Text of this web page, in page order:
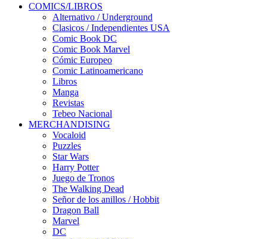
COMICS/LIBROS
Alternativo / Underground
Clasicos / Independientes USA
Comic Book DC
Comic Book Marvel
Cómic Europeo
Comic Latinoamericano
Libros
Manga
Revistas
Tebeo Nacional
MERCHANDISING
Vocaloid
Puzzles
Star Wars
Harry Potter
Juego de Tronos
The Walking Dead
Señor de los anillos / Hobbit
Dragon Ball
Marvel
DC